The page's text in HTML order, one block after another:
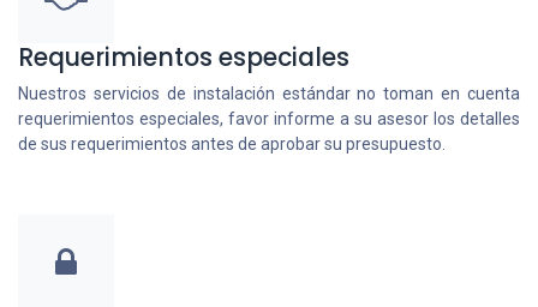
Requerimientos especiales
Nuestros servicios de instalación estándar no toman en cuenta
requerimientos especiales, favor informe a su asesor los detalles
de sus requerimientos antes de aprobar su presupuesto.